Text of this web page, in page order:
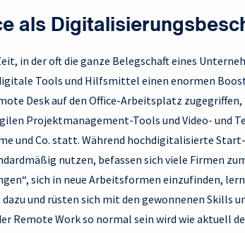
als
in der oft die ganze Belegschaft eines
Tools und Hilfsmittel einen enormen
Desk auf den Office-Arbeitsplatz
Projektmanagement-Tools und Video- und
und Co. statt. Während hochdigitalisierte
nutzen, befassen sich viele Firmen
sich in neue Arbeitsformen einzufinden,
und rüsten sich mit den gewonnenen Skills
Remote Work so normal sein wird wie aktuell